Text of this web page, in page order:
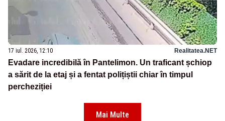
17 iul. 2026, 12:10 Realitatea.NET
Evadare incredibilă în Pantelimon. Un traficant șchiop
a sărit de la etaj și a fentat polițiștii chiar în timpul
percheziției
Mai Multe